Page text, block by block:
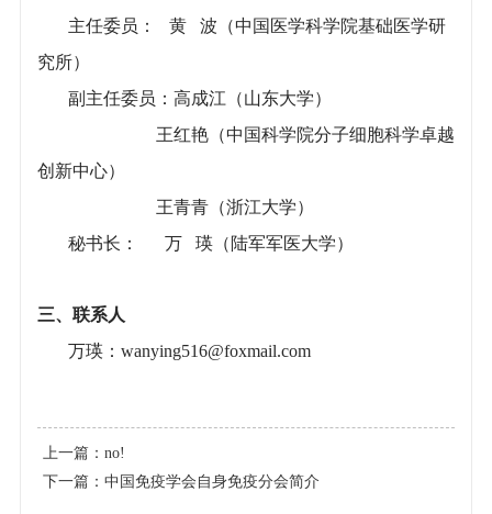
主任委员： 黄 波（中国医学科学院基础医学研
究所）
副主任委员：高成江（山东大学）
王红艳（中国科学院分子细胞科学卓越
创新中心）
王青青（浙江大学）
秘书长： 万 瑛（陆军军医大学）
三、联系人
万瑛：wanying516@foxmail.com
上一篇： no!
下一篇： 中国免疫学会自身免疫分会简介